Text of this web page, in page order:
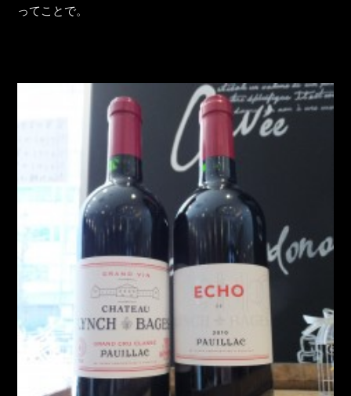
ってことで。